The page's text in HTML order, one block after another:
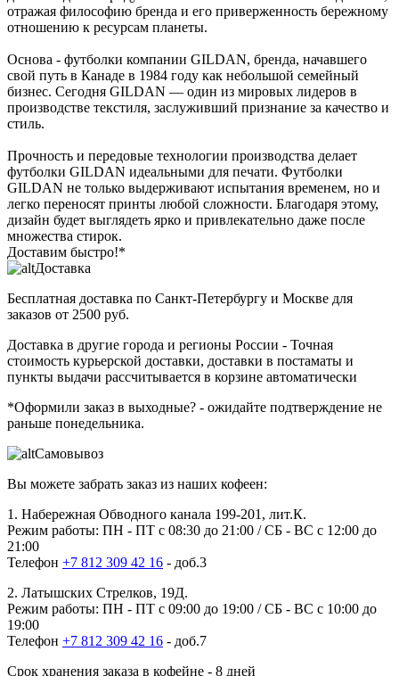
отражая философию бренда и его приверженность бережному
отношению к ресурсам планеты.
Основа - футболки компании GILDAN, бренда, начавшего
свой путь в Канаде в 1984 году как небольшой семейный
бизнес. Сегодня GILDAN — один из мировых лидеров в
производстве текстиля, заслуживший признание за качество и
стиль.
Прочность и передовые технологии производства делает
футболки GILDAN идеальными для печати. Футболки
GILDAN не только выдерживают испытания временем, но и
легко переносят принты любой сложности. Благодаря этому,
дизайн будет выглядеть ярко и привлекательно даже после
множества стирок.
Доставим быстро!*
Доставка
Бесплатная доставка по Санкт-Петербургу и Москве для
заказов от 2500 руб.
Доставка в другие города и регионы России - Точная
стоимость курьерской доставки, доставки в постаматы и
пункты выдачи рассчитывается в корзине автоматически
*Оформили заказ в выходные? - ожидайте подтверждение не
раньше понедельника.
Самовывоз
Вы можете забрать заказ из наших кофеен:
1. Набережная Обводного канала 199-201, лит.К.
Режим работы: ПН - ПТ с 08:30 до 21:00 / СБ - ВС с 12:00 до
21:00
Телефон +7 812 309 42 16 - доб.3
2. Латышских Стрелков, 19Д.
Режим работы: ПН - ПТ с 09:00 до 19:00 / СБ - ВС с 10:00 до
19:00
Телефон +7 812 309 42 16 - доб.7
Срок хранения заказа в кофейне - 8 дней